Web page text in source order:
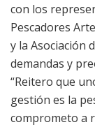
con los
Pescadores
y la Asociación
demandas y
“Reitero que
gestión es la
comprometo a